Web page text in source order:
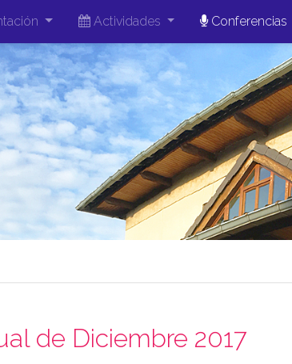
Actividades Conferencias
de Diciembre 2017